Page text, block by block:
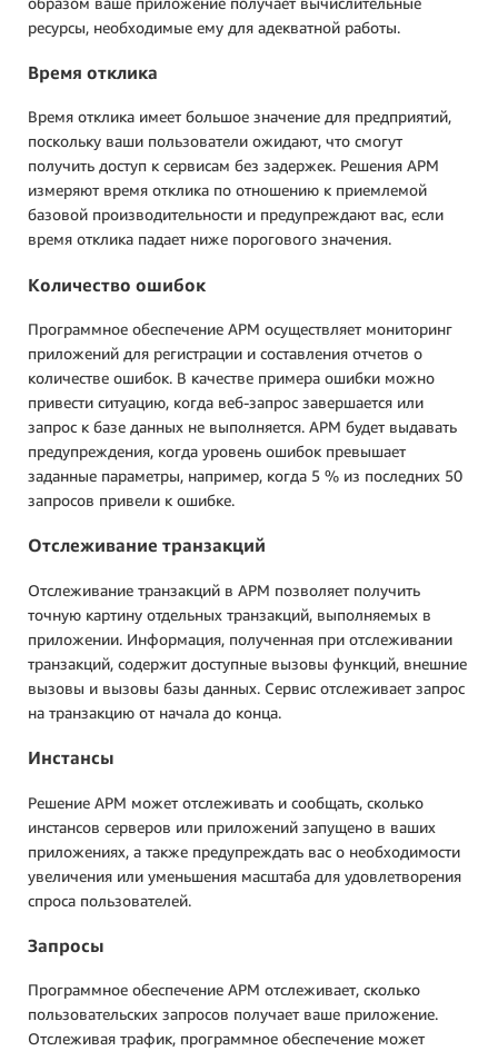
ресурсы, необходимые ему для адекватной работы.
Время отклика
Время отклика имеет большое значение для предприятий,
поскольку ваши пользователи ожидают, что смогут
получить доступ к сервисам без задержек. Решения APM
измеряют время отклика по отношению к приемлемой
базовой производительности и предупреждают вас, если
время отклика падает ниже порогового значения.
Количество ошибок
Программное обеспечение APM осуществляет мониторинг
приложений для регистрации и составления отчетов о
количестве ошибок. В качестве примера ошибки можно
привести ситуацию, когда веб-запрос завершается или
запрос к базе данных не выполняется. APM будет выдавать
предупреждения, когда уровень ошибок превышает
заданные параметры, например, когда 5 % из последних 50
запросов привели к ошибке.
Отслеживание транзакций
Отслеживание транзакций в APM позволяет получить
точную картину отдельных транзакций, выполняемых в
приложении. Информация, полученная при отслеживании
транзакций, содержит доступные вызовы функций, внешние
вызовы и вызовы базы данных. Сервис отслеживает запрос
на транзакцию от начала до конца.
Инстансы
Решение APM может отслеживать и сообщать, сколько
инстансов серверов или приложений запущено в ваших
приложениях, а также предупреждать вас о необходимости
увеличения или уменьшения масштаба для удовлетворения
спроса пользователей.
Запросы
Программное обеспечение APM отслеживает, сколько
пользовательских запросов получает ваше приложение.
Отслеживая трафик, программное обеспечение может